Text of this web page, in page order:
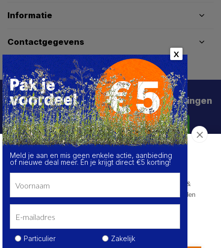
Informatie
Contactgegevens
Schrijf je in voor de beste deals en kortingen
Abonneer
Privacy Policy Algemene voorwaarden Sitemap
Over de cookies op deze website
We maken gebruik van cookies om gegevens m.b.t. de
prestaties en het gebruik van deze website te verzamelen &
analyseren, om sociale netwerkfunctionaliteiten aan te bieden
en onze content & advertenties te verbeteren en
personaliseren.
Kom meer te weten
X
Meld je aan en mis geen enkele actie, aanbieding
of nieuwe deal meer. Én je krijgt direct €5 korting!
Particulier Zakelijk